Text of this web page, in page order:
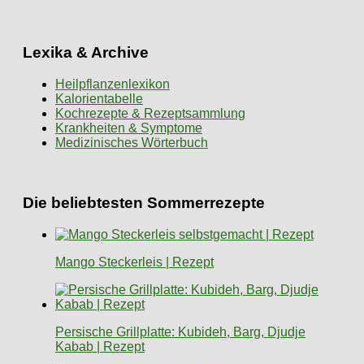
Lexika & Archive
Heilpflanzenlexikon
Kalorientabelle
Kochrezepte & Rezeptsammlung
Krankheiten & Symptome
Medizinisches Wörterbuch
Die beliebtesten Sommerrezepte
Mango Steckerleis | Rezept
Persische Grillplatte: Kubideh, Barg, Djudje
Kabab | Rezept